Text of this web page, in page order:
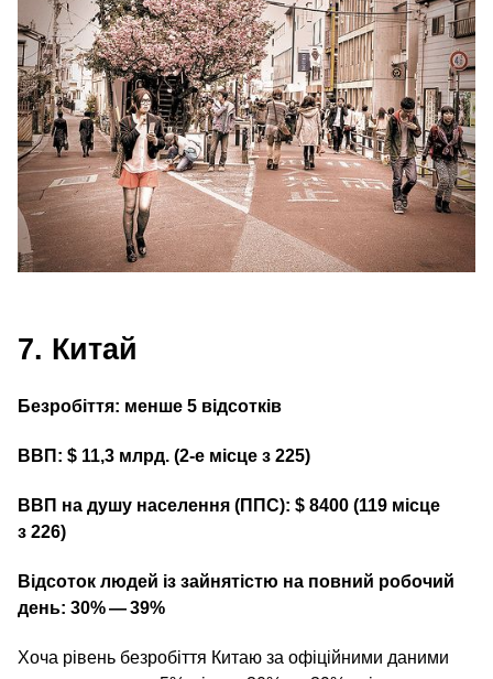
7. Китай
Безробіття: менше 5 відсотків
ВВП: $ 11,3 млрд. (2‑е місце з 225)
ВВП на душу населення (ППС): $ 8400 (119 місце
з 226)
Відсоток людей із зайнятістю на повний робочий
день: 30% — 39%
Хоча рівень безробіття Китаю за офіційними даними